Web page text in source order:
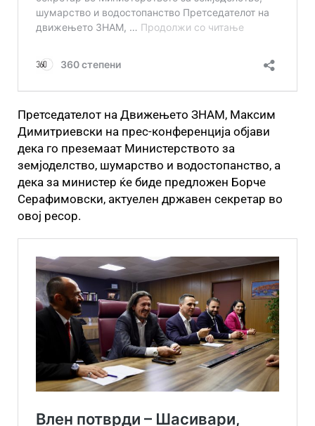
Претседателот на Движењето ЗНАМ, Максим
Димитриевски на прес-конференција објави
дека го преземаат Министерството за
земјоделство, шумарство и водостопанство, а
дека за министер ќе биде предложен Борче
Серафимовски, актуелен државен секретар во
овој ресор.